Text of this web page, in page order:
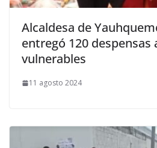
Alcaldesa de
entregó 120 despensas
vulnerables
11 agosto 2024